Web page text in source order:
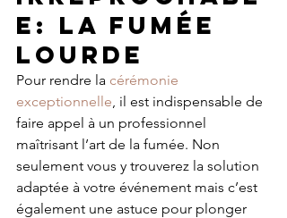
e: La fumée
lourde
Pour rendre la cérémonie
exceptionnelle, il est indispensable de
faire appel à un professionnel
maîtrisant l’art de la fumée. Non
seulement vous y trouverez la solution
adaptée à votre événement mais c’est
également une astuce pour plonger